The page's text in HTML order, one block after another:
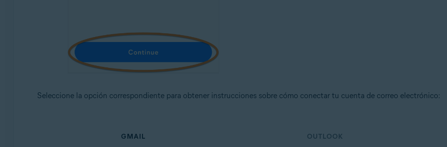
Seleccione la opción correspondiente para obtener instrucciones sobre cómo conectar tu cuenta de correo electrónico:
GMAIL OUTLOOK